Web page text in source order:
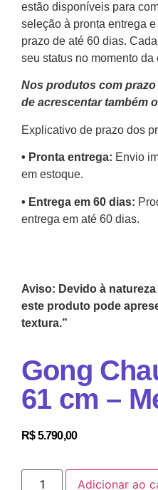
estão disponíveis para
seleção à pronta entrega
prazo de até 60 dias.
seu status no momento da
Nos produtos com prazo
de acrescentar também
Explicativo de prazo dos
•⁠ ⁠Pronta entrega: Envio
em estoque.
•⁠ Entrega em 60 dias:
entrega em até 60 dias.
Aviso: Devido à
este produto pode
textura.”
Gong
61 cm –
R$5.790,00
Adicionar ao